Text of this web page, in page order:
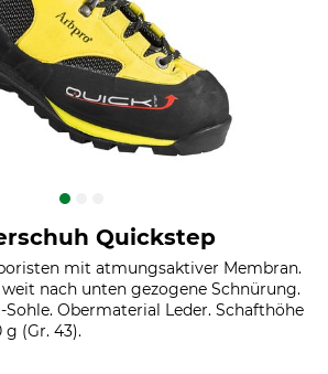
Quickstep
mit atmungsaktiver Membran.
nach unten gezogene Schnürung.
Obermaterial Leder. Schafthöhe
g (Gr. 43).